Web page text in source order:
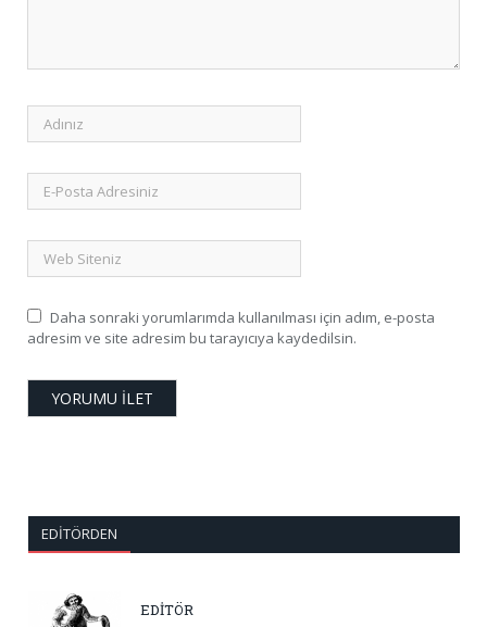
Daha sonraki yorumlarımda kullanılması için adım, e-posta
adresim ve site adresim bu tarayıcıya kaydedilsin.
EDITÖRDEN
EDİTÖR